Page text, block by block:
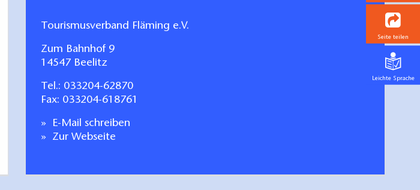
Tourismusverband Fläming e.V.
Zum Bahnhof 9
14547 Beelitz
Tel.: 033204-62870
Fax: 033204-618761
E-Mail schreiben
Zur Webseite
Seite teilen
Leichte Sprache